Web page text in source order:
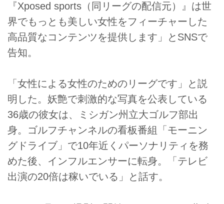
『Xposed sports（同リーグの配信元）』は世
界でもっとも美しい女性をフィーチャーした
高品質なコンテンツを提供します」とSNSで
告知。
「女性による女性のためのリーグです」と説
明した。妖艶で刺激的な写真を公表している
36歳の彼女は、ミシガン州立大ゴルフ部出
身。ゴルフチャンネルの看板番組「モーニン
グドライブ」で10年近くパーソナリティを務
めた後、インフルエンサーに転身。「テレビ
出演の20倍は稼いでいる」と話す。